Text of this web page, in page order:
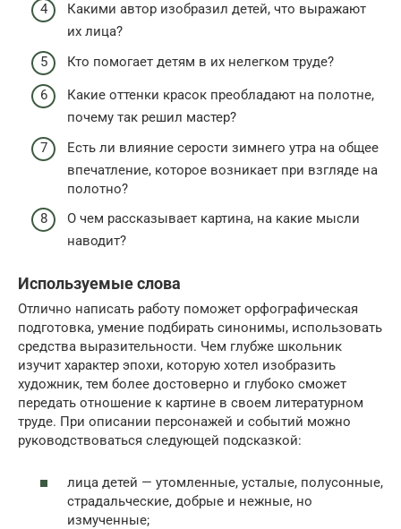
Какими автор изобразил детей, что выражают
их лица?
Кто помогает детям в их нелегком труде?
Какие оттенки красок преобладают на полотне,
почему так решил мастер?
Есть ли влияние серости зимнего утра на общее
впечатление, которое возникает при взгляде на
полотно?
О чем рассказывает картина, на какие мысли
наводит?
Используемые слова
Отлично написать работу поможет орфографическая
подготовка, умение подбирать синонимы, использовать
средства выразительности. Чем глубже школьник
изучит характер эпохи, которую хотел изобразить
художник, тем более достоверно и глубоко сможет
передать отношение к картине в своем литературном
труде. При описании персонажей и событий можно
руководствоваться следующей подсказкой:
лица детей — утомленные, усталые, полусонные,
страдальческие, добрые и нежные, но
измученные;